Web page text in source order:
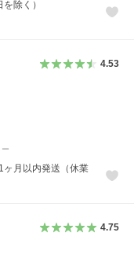
除く）
4.53
ヶ月以内発送（休業
4.75